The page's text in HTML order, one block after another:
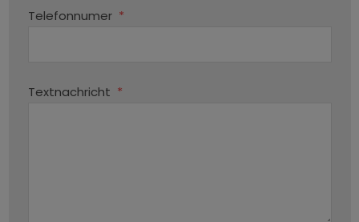
Telefonnumer *
Textnachricht *